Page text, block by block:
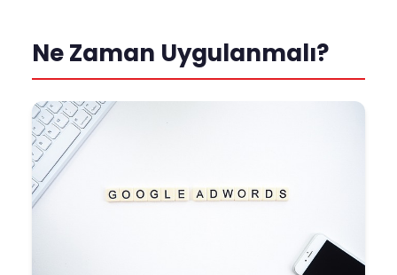
Ne Zaman Uygulanmalı?